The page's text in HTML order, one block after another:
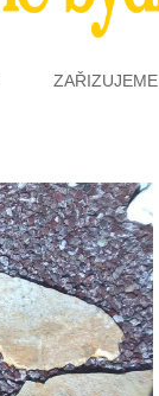
ZAŘIZUJEME